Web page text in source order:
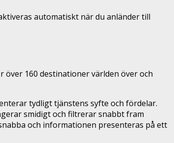
automatiskt när du anländer till
160 destinationer världen över och
tydligt tjänstens syfte och fördelar.
smidigt och filtrerar snabbt fram
och informationen presenteras på ett